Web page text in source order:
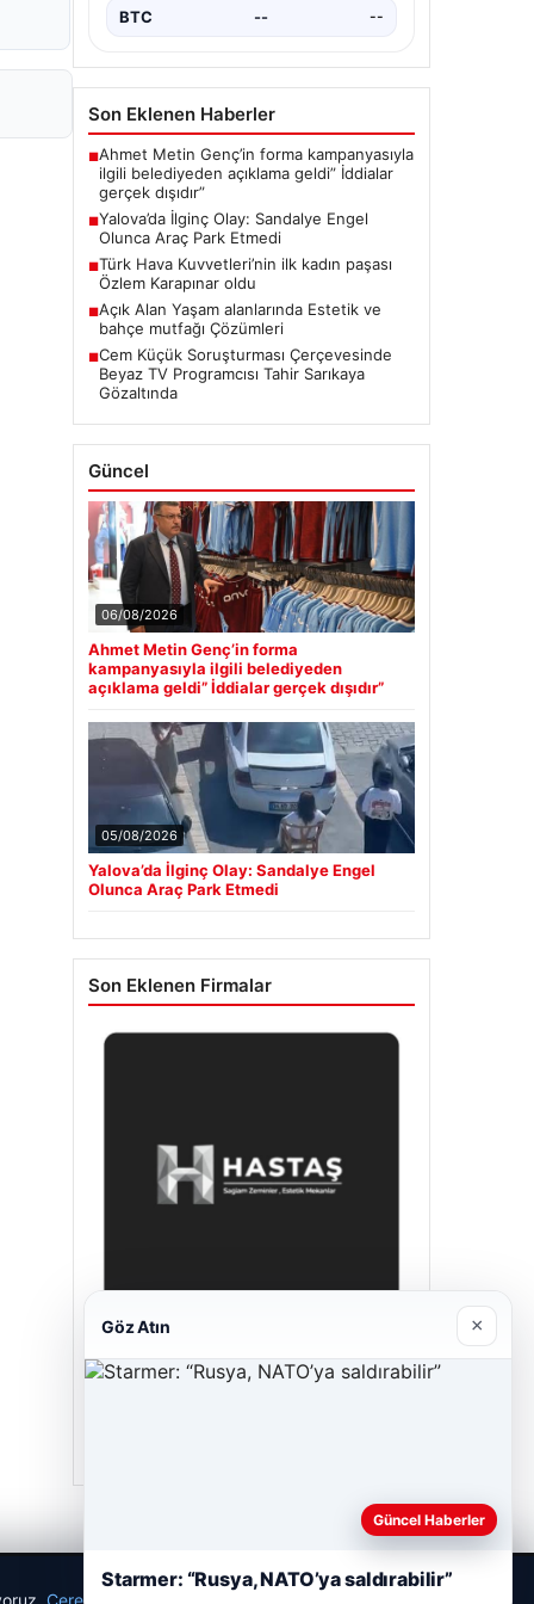
BTC -- --
Son Eklenen Haberler
■Ahmet Metin Genç’in forma kampanyasıyla
ilgili belediyeden açıklama geldi” İddialar
gerçek dışıdır”
■Yalova’da İlginç Olay: Sandalye Engel
Olunca Araç Park Etmedi
■Türk Hava Kuvvetleri’nin ilk kadın paşası
Özlem Karapınar oldu
■Açık Alan Yaşam alanlarında Estetik ve
bahçe mutfağı Çözümleri
■Cem Küçük Soruşturması Çerçevesinde
Beyaz TV Programcısı Tahir Sarıkaya
Gözaltında
Güncel
06/08/2026
Ahmet Metin Genç’in forma
kampanyasıyla ilgili belediyeden
açıklama geldi” İddialar gerçek dışıdır”
05/08/2026
Yalova’da İlginç Olay: Sandalye Engel
Olunca Araç Park Etmedi
Son Eklenen Firmalar
Hastaş Beton
Çerez Politikamız
Göz Atın ×
Güncel Haberler
Starmer: “Rusya, NATO’ya saldırabilir”